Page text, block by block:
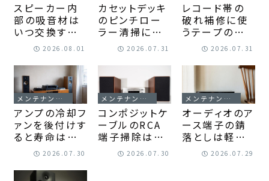
スピーカー内
部の吸音材は
いつ交換する
べきか？劣化症
状と判断基準
が迷わず整理
できる!
2026.08.01
カセットデッキ
のピンチロー
ラー清掃に専
用液は必要？
代用品と安全
な手順を迷わ
ず選べる!
2026.07.31
レコード帯の
破れ補修に使
うテープの種
類｜見た目と
保存性で選ぶ
方法がわかる！
2026.07.31
メンテナンス・延命
アンプの冷却フ
ァンを後付けす
ると寿命は延
ばせる？熱対策
の順番まで判
断できる！
2026.07.30
メンテナンス・延命
コンポジットケ
ーブルのRCA
端子掃除は接
点復活剤より
先に乾式確認
2026.07.30
メンテナンス・延命
オーディオのア
ース端子の錆
落としは軽い
汚れから安全
に落とす｜クリ
2026.07.29